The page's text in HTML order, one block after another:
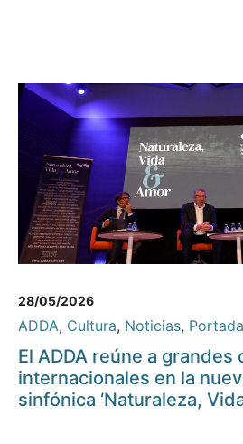
28/05/2026
ADDA, Cultura, Noticias, Portada
El ADDA reúne a grandes
internacionales en la
sinfónica ‘Naturaleza,